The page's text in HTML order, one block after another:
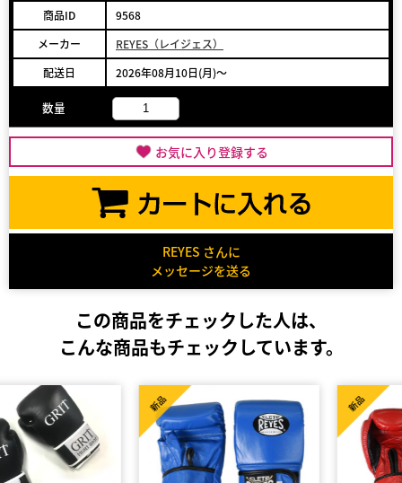
商品ID
9568
メーカー
REYES（レイジェス）
配送日
2026年08月10日(月)～
数量
お気に入り登録する
REYES さんに
メッセージを送る
この商品をチェックした人は、
こんな商品もチェックしています。
新品 新品